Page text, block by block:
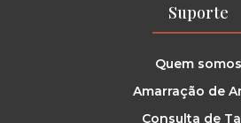
Suporte
Quem somos
Amarração de
Consulta de